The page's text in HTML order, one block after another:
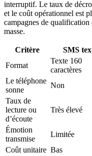
interruptif. Le taux de
et le coût opérationnel est
campagnes de
masse.
Critère SMS
Format
Texte 160
caractères
Le téléphone
sonne
Non
Taux de
lecture ou
d’écoute
Très élevé
Émotion
transmise
Limitée
Coût unitaire Bas